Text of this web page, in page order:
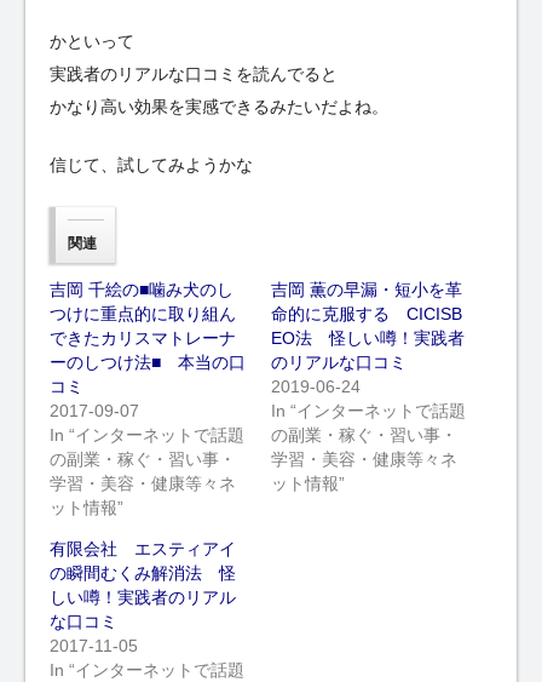
かといって
実践者のリアルな口コミを読んでると
かなり高い効果を実感できるみたいだよね。
信じて、試してみようかな
関連
吉岡 千絵の■噛み犬のし
つけに重点的に取り組ん
できたカリスマトレーナ
ーのしつけ法■ 本当の口
コミ
2017-09-07
In “インターネットで話題
の副業・稼ぐ・習い事・
学習・美容・健康等々ネ
ット情報”
吉岡 薫の早漏・短小を革
命的に克服する CICISB
EO法 怪しい噂！実践者
のリアルな口コミ
2019-06-24
In “インターネットで話題
の副業・稼ぐ・習い事・
学習・美容・健康等々ネ
ット情報”
有限会社 エスティアイ
の瞬間むくみ解消法 怪
しい噂！実践者のリアル
な口コミ
2017-11-05
In “インターネットで話題